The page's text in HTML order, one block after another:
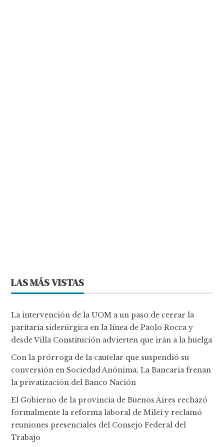
LAS MÁS VISTAS
La intervención de la UOM a un paso de cerrar la
paritaria siderúrgica en la línea de Paolo Rocca y
desde Villa Constitución advierten que irán a la huelga
Con la prórroga de la cautelar que suspendió su
conversión en Sociedad Anónima, La Bancaria frenan
la privatización del Banco Nación
El Gobierno de la provincia de Buenos Aires rechazó
formalmente la reforma laboral de Milei y reclamó
reuniones presenciales del Consejo Federal del
Trabajo